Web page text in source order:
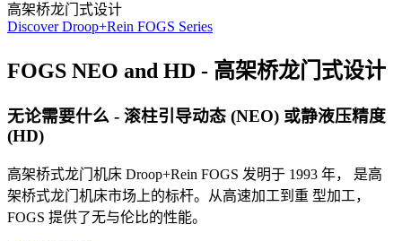
高架桥龙门式设计
Discover Droop+Rein FOGS Series
FOGS NEO and HD - 高架桥龙门式设计
无论需要什么 - 滚柱引导动态 (NEO) 或静液压精度
(HD)
高架桥式龙门机床 Droop+Rein FOGS 发明于 1993 年， 是高
架桥式龙门机床市场上的标杆。从高速加工到重 型加工，
FOGS 提供了无与伦比的性能。